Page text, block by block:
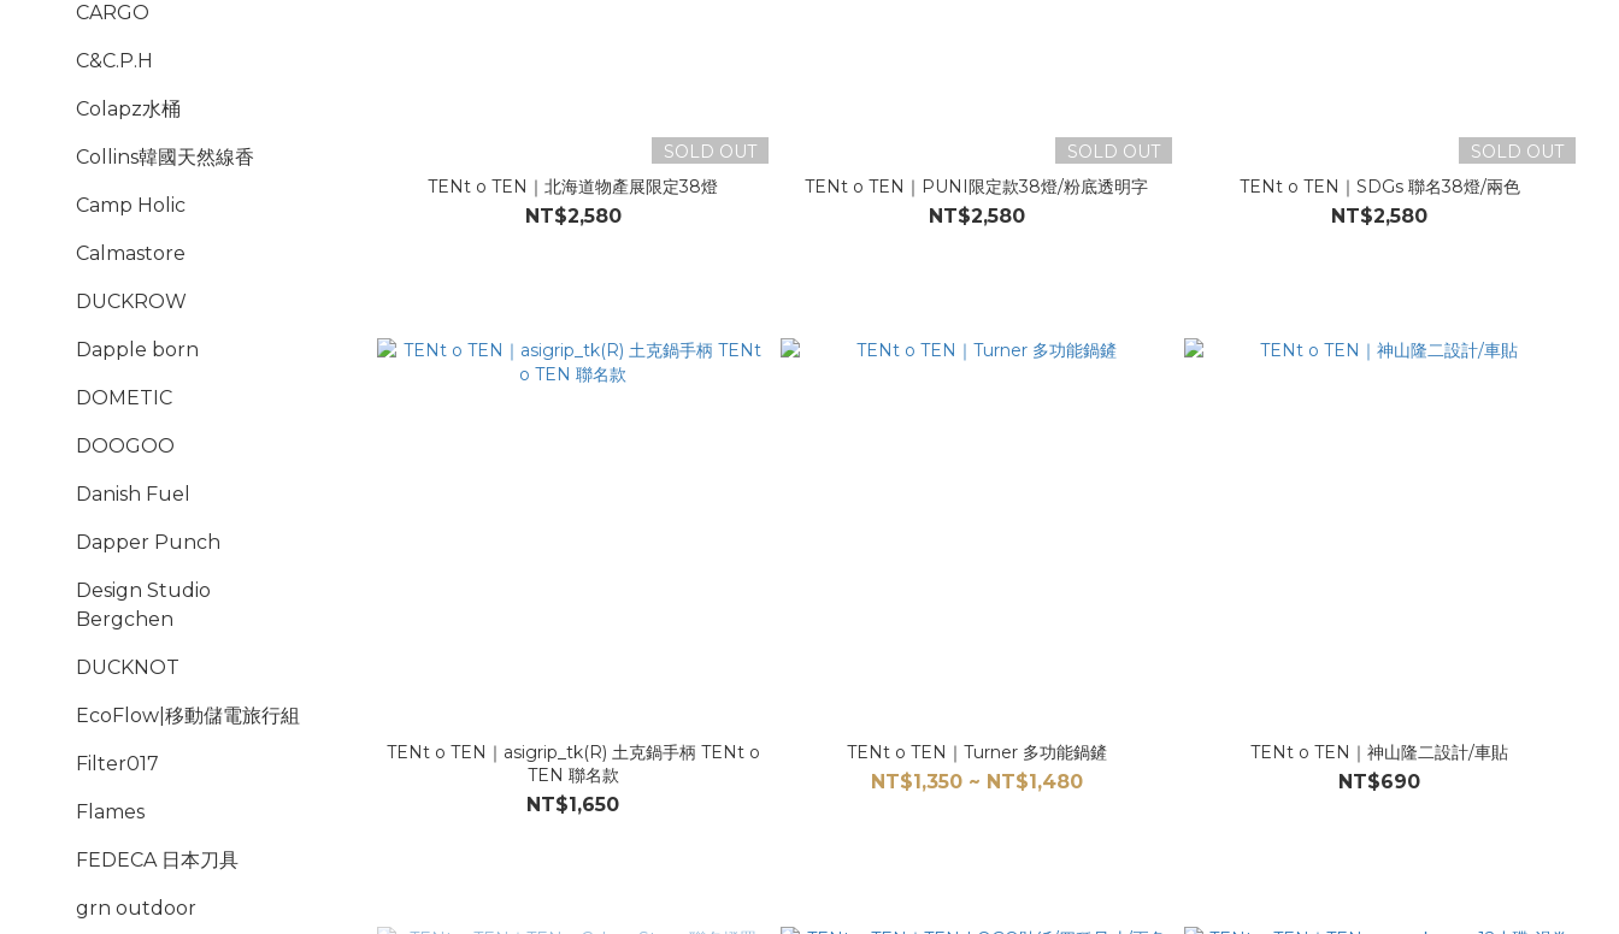
CARGO
C&C.P.H
Colapz水桶
Collins韓國天然線香
Camp Holic
Calmastore
DUCKROW
Dapple born
DOMETIC
DOOGOO
Danish Fuel
Dapper Punch
Design Studio
Bergchen
DUCKNOT
EcoFlow|移動儲電旅行組
Filter017
Flames
FEDECA 日本刀具
grn outdoor
SOLD OUT
TENt o TEN｜北海道物產展限定38燈
NT$2,580
SOLD OUT
TENt o TEN｜PUNI限定款38燈/粉底透明字
NT$2,580
SOLD OUT
TENt o TEN｜SDGs 聯名38燈/兩色
NT$2,580
TENt o TEN｜asigrip_tk(R) 土克鍋手柄 TENt o
TEN 聯名款
NT$1,650
TENt o TEN｜Turner 多功能鍋鏟
NT$1,350 ~ NT$1,480
TENt o TEN｜神山隆二設計/車貼
NT$690